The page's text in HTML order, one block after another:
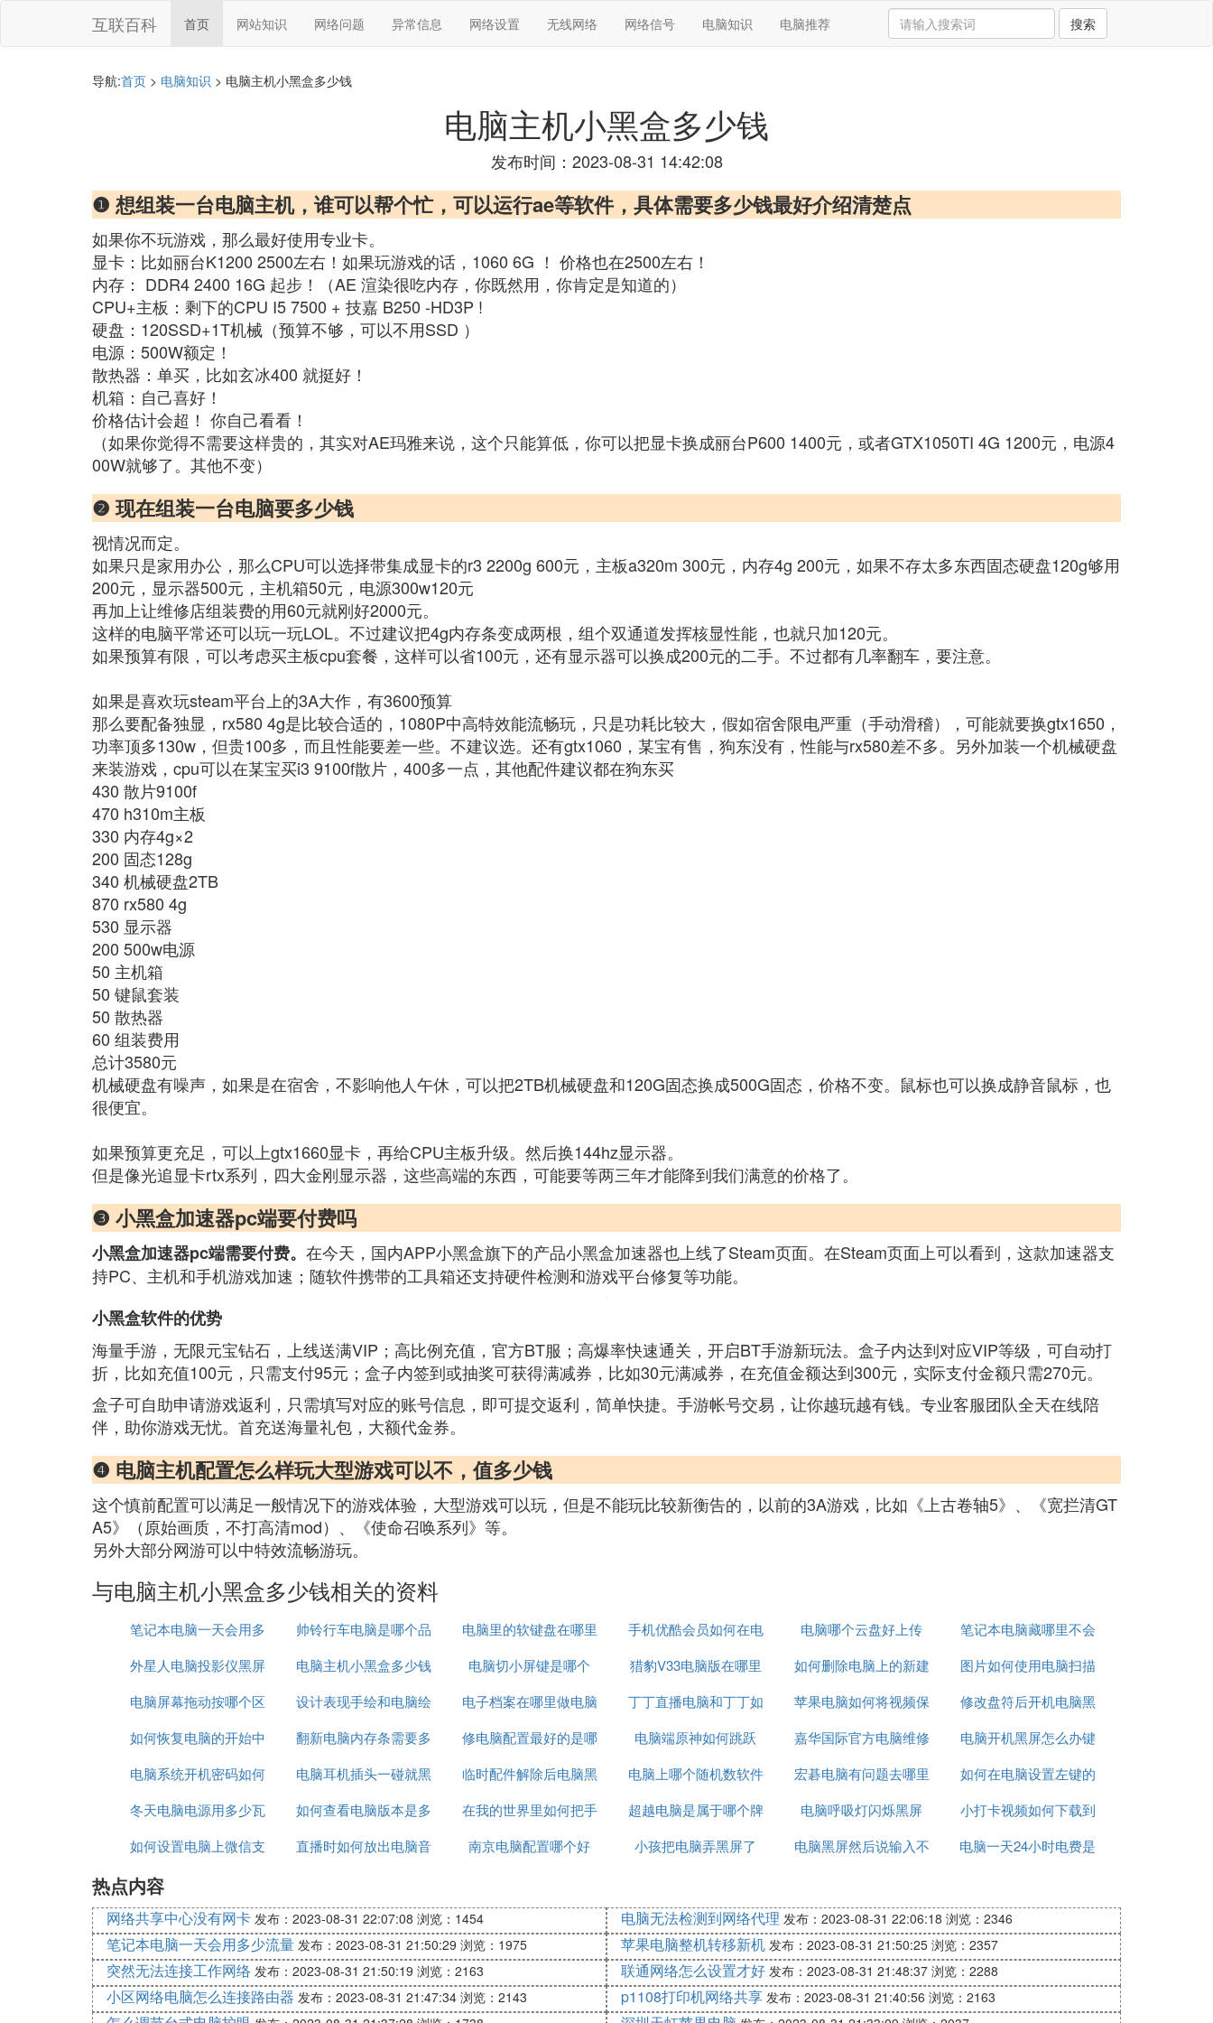
互联百科 首页 网站知识 网络问题 异常信息 网络设置 无线网络 网络信号 电脑知识 电脑推荐 搜索
导航:首页 > 电脑知识 > 电脑主机小黑盒多少钱
电脑主机小黑盒多少钱
发布时间：2023-08-31 14:42:08
❶ 想组装一台电脑主机，谁可以帮个忙，可以运行ae等软件，具体需要多少钱最好介绍清楚点
如果你不玩游戏，那么最好使用专业卡。
显卡：比如丽台K1200 2500左右！如果玩游戏的话，1060 6G ！ 价格也在2500左右！
内存： DDR4 2400 16G 起步！（AE 渲染很吃内存，你既然用，你肯定是知道的）
CPU+主板：剩下的CPU I5 7500 + 技嘉 B250 -HD3P !
硬盘：120SSD+1T机械（预算不够，可以不用SSD ）
电源：500W额定！
散热器：单买，比如玄冰400 就挺好！
机箱：自己喜好！
价格估计会超！ 你自己看看！
（如果你觉得不需要这样贵的，其实对AE玛雅来说，这个只能算低，你可以把显卡换成丽台P600 1400元，或者GTX1050TI 4G 1200元，电源4
00W就够了。其他不变）
❷ 现在组装一台电脑要多少钱
视情况而定。
如果只是家用办公，那么CPU可以选择带集成显卡的r3 2200g 600元，主板a320m 300元，内存4g 200元，如果不存太多东西固态硬盘120g够用
200元，显示器500元，主机箱50元，电源300w120元
再加上让维修店组装费的用60元就刚好2000元。
这样的电脑平常还可以玩一玩LOL。不过建议把4g内存条变成两根，组个双通道发挥核显性能，也就只加120元。
如果预算有限，可以考虑买主板cpu套餐，这样可以省100元，还有显示器可以换成200元的二手。不过都有几率翻车，要注意。
如果是喜欢玩steam平台上的3A大作，有3600预算
那么要配备独显，rx580 4g是比较合适的，1080P中高特效能流畅玩，只是功耗比较大，假如宿舍限电严重（手动滑稽），可能就要换gtx1650，
功率顶多130w，但贵100多，而且性能要差一些。不建议选。还有gtx1060，某宝有售，狗东没有，性能与rx580差不多。另外加装一个机械硬盘
来装游戏，cpu可以在某宝买i3 9100f散片，400多一点，其他配件建议都在狗东买
430 散片9100f
470 h310m主板
330 内存4g×2
200 固态128g
340 机械硬盘2TB
870 rx580 4g
530 显示器
200 500w电源
50 主机箱
50 键鼠套装
50 散热器
60 组装费用
总计3580元
机械硬盘有噪声，如果是在宿舍，不影响他人午休，可以把2TB机械硬盘和120G固态换成500G固态，价格不变。鼠标也可以换成静音鼠标，也
很便宜。
如果预算更充足，可以上gtx1660显卡，再给CPU主板升级。然后换144hz显示器。
但是像光追显卡rtx系列，四大金刚显示器，这些高端的东西，可能要等两三年才能降到我们满意的价格了。
❸ 小黑盒加速器pc端要付费吗
小黑盒加速器pc端需要付费。 在今天，国内APP小黑盒旗下的产品小黑盒加速器也上线了Steam页面。在Steam页面上可以看到，这款加速器支
持PC、主机和手机游戏加速；随软件携带的工具箱还支持硬件检测和游戏平台修复等功能。
小黑盒软件的优势
海量手游，无限元宝钻石，上线送满VIP；高比例充值，官方BT服；高爆率快速通关，开启BT手游新玩法。盒子内达到对应VIP等级，可自动打
折，比如充值100元，只需支付95元；盒子内签到或抽奖可获得满减券，比如30元满减券，在充值金额达到300元，实际支付金额只需270元。
盒子可自助申请游戏返利，只需填写对应的账号信息，即可提交返利，简单快捷。手游帐号交易，让你越玩越有钱。专业客服团队全天在线陪
伴，助你游戏无忧。首充送海量礼包，大额代金券。
❹ 电脑主机配置怎么样玩大型游戏可以不，值多少钱
这个慎前配置可以满足一般情况下的游戏体验，大型游戏可以玩，但是不能玩比较新衡告的，以前的3A游戏，比如《上古卷轴5》、《宽拦清GT
A5》（原始画质，不打高清mod）、《使命召唤系列》等。
另外大部分网游可以中特效流畅游玩。
与电脑主机小黑盒多少钱相关的资料
笔记本电脑一天会用多
少流量
帅铃行车电脑是哪个品
牌
电脑里的软键盘在哪里
手机优酷会员如何在电
脑上关掉
电脑哪个云盘好上传
笔记本电脑藏哪里不会
被偷
外星人电脑投影仪黑屏 电脑主机小黑盒多少钱 电脑切小屏键是哪个 猎豹V33电脑版在哪里
如何删除电脑上的新建
文档
图片如何使用电脑扫描
电脑屏幕拖动按哪个区
域
设计表现手绘和电脑绘
图哪个重要
电子档案在哪里做电脑
丁丁直播电脑和丁丁如
何同频
苹果电脑如何将视频保
密
修改盘符后开机电脑黑
屏
如何恢复电脑的开始中
的搜索
翻新电脑内存条需要多
少钱
修电脑配置最好的是哪
个品牌
电脑端原神如何跳跃
嘉华国际官方电脑维修
需要多少钱
电脑开机黑屏怎么办键
盘鼠标都亮
电脑系统开机密码如何
取消
电脑耳机插头一碰就黑
屏
临时配件解除后电脑黑
屏
电脑上哪个随机数软件
最好
宏碁电脑有问题去哪里
维修
如何在电脑设置左键的
点击速度
冬天电脑电源用多少瓦
如何查看电脑版本是多
少
在我的世界里如何把手
机变成电脑
超越电脑是属于哪个牌
子
电脑呼吸灯闪烁黑屏
小打卡视频如何下载到
电脑上
如何设置电脑上微信支
直播时如何放出电脑音
南京电脑配置哪个好 小孩把电脑弄黑屏了
电脑黑屏然后说输入不
电脑一天24小时电费是
热点内容
网络共享中心没有网卡 发布：2023-08-31 22:07:08 浏览：1454 电脑无法检测到网络代理 发布：2023-08-31 22:06:18 浏览：2346
笔记本电脑一天会用多少流量 发布：2023-08-31 21:50:29 浏览：1975 苹果电脑整机转移新机 发布：2023-08-31 21:50:25 浏览：2357
突然无法连接工作网络 发布：2023-08-31 21:50:19 浏览：2163 联通网络怎么设置才好 发布：2023-08-31 21:48:37 浏览：2288
小区网络电脑怎么连接路由器 发布：2023-08-31 21:47:34 浏览：2143 p1108打印机网络共享 发布：2023-08-31 21:40:56 浏览：2163